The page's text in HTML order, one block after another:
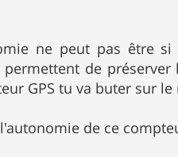
ne peut pas être
de
GPS tu va buter sur
de ce